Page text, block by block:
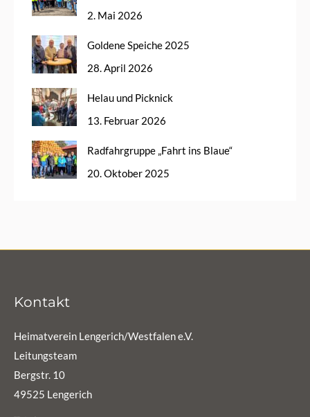
2. Mai 2026
Goldene Speiche 2025
28. April 2026
Helau und Picknick
13. Februar 2026
Radfahrgruppe „Fahrt ins Blaue“
20. Oktober 2025
Kontakt
Heimatverein Lengerich/Westfalen e.V.
Leitungsteam
Bergstr. 10
49525 Lengerich